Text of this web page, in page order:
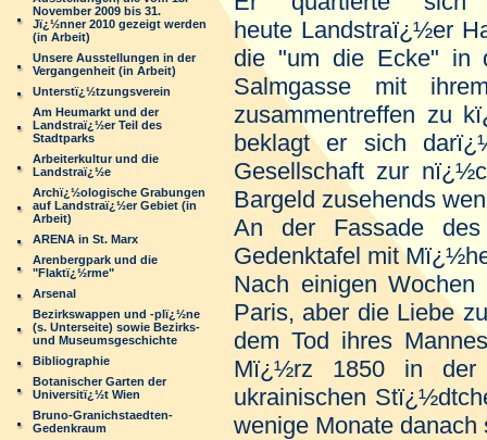
November 2009 bis 31.
Jï¿½nner 2010 gezeigt werden
(in Arbeit)
Unsere Ausstellungen in der
Vergangenheit (in Arbeit)
Unterstï¿½tzungsverein
Am Heumarkt und der
Landstraï¿½er Teil des
Stadtparks
Arbeiterkultur und die
Landstraï¿½e
Archï¿½ologische Grabungen
auf Landstraï¿½er Gebiet (in
Arbeit)
ARENA in St. Marx
Arenbergpark und die
"Flaktï¿½rme"
Arsenal
Bezirkswappen und -plï¿½ne
(s. Unterseite) sowie Bezirks-
und Museumsgeschichte
Bibliographie
Botanischer Garten der
Universitï¿½t Wien
Bruno-Granichstaedten-
Gedenkraum
heute Landstraï¿½er
die "um die Ecke" in
Salmgasse mit
zusammentreffen zu
beklagt er sich
Gesellschaft zur
Bargeld zusehends
An der Fassade des
Gedenktafel mit
Nach einigen
Paris, aber die Liebe
dem Tod ihres
Mï¿½rz 1850 in der
ukrainischen
wenige Monate danach